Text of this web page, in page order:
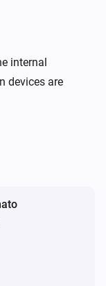
internal
devices are